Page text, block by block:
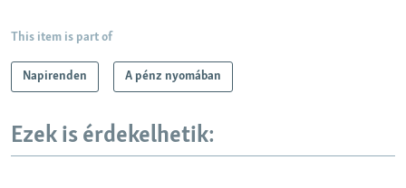
This item is part of
Napirenden A pénz nyomában
Ezek is érdekelhetik: